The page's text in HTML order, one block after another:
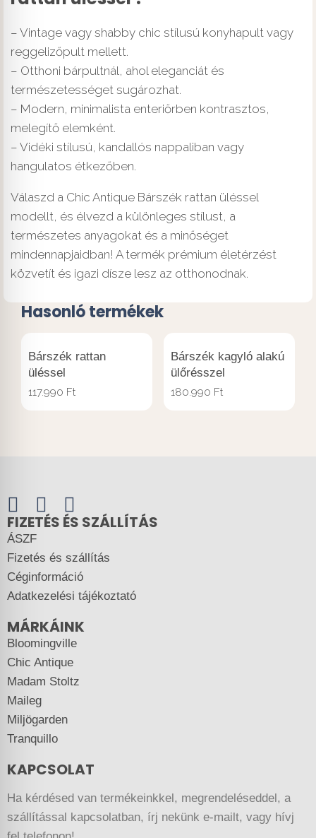
– Vintage vagy shabby chic stílusú konyhapult vagy
reggelizőpult mellett.
– Otthoni bárpultnál, ahol eleganciát és
természetességet sugározhat.
– Modern, minimalista enteriőrben kontrasztos,
melegítő elemként.
– Vidéki stílusú, kandallós nappaliban vagy
hangulatos étkezőben.
Válaszd a Chic Antique Bárszék rattan üléssel
modellt, és élvezd a különleges stílust, a
természetes anyagokat és a minőséget
mindennapjaidban! A termék prémium életérzést
közvetít és igazi dísze lesz az otthonodnak.
Hasonló termékek
Bárszék rattan
üléssel
117.990 Ft
Bárszék kagyló alakú
ülőrésszel
180.990 Ft
FIZETÉS ÉS SZÁLLÍTÁS
ÁSZF
Fizetés és szállítás
Céginformáció
Adatkezelési tájékoztató
MÁRKÁINK
Bloomingville
Chic Antique
Madam Stoltz
Maileg
Miljögarden
Tranquillo
KAPCSOLAT
Ha kérdésed van termékeinkkel, megrendeléseddel, a
szállítással kapcsolatban, írj nekünk e-mailt, vagy hívj